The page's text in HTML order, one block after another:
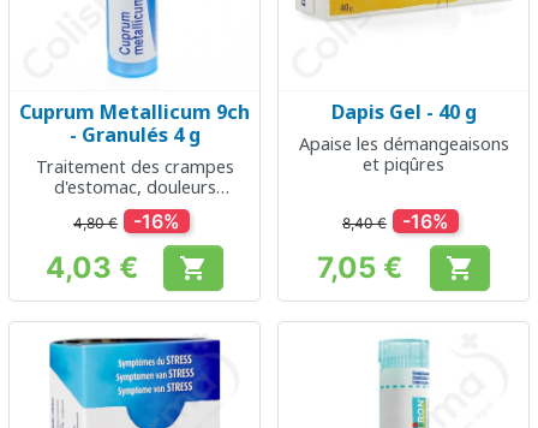
Cuprum Metallicum 9ch
- Granulés 4 g
Traitement des crampes
d'estomac, douleurs
spasmodiques, toux
spasmodique et
spasmophilie
4,80 € -16%
Prix
4,03 € 
Dapis Gel - 40 g
Apaise les démangeaisons
et piqûres
8,40 € -16%
Prix
7,05 € 